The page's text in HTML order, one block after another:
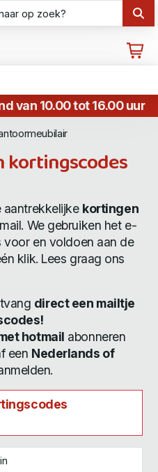
van 10.00 tot 16.00 uur
kortingscodes
aantrekkelijke kortingen
We gebruiken het e-
voor en voldoen aan de
klik. Lees graag ons
direct een mailtje
hotmail abonneren
een Nederlands of